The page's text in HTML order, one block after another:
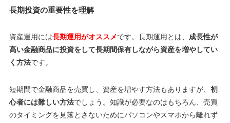
長期投資の重要性を理解
資産運用には長期運用がオススメです。長期運用とは、 成長性が
高い金融商品に投資をして長期間保有しながら資産を増やしてい
く方法です。
短期間で金融商品を売買し、資産を増やす方法もありますが、 初
心者には難しい方法でしょう。知識が必要なのはもちろん、売買
のタイミングを見落とさないためにパソコンやスマホから離れず